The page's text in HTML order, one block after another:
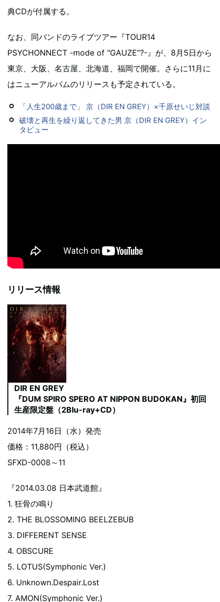
典CDが付属する。
なお、同バンドのライブツアー『TOUR14
PSYCHONNECT -mode of "GAUZE”?-』が、8月5日から
東京、大阪、名古屋、北海道、福岡で開催。さらに11月に
はニューアルバムのリリースも予定されている。
「人生200歳まで」 京（DIR EN GREY）×千原せいじ対談
破壊と再生を繰り返してきた男 京（DIR EN GREY）イン
タビュー
リリース情報
DIR EN GREY
『DUM SPIRO SPERO AT NIPPON BUDOKAN』初回
生産限定盤（2Blu-ray+CD）
2014年7月16日（水）発売
価格：11,880円（税込）
SFXD-0008～11
『2014.03.08 日本武道館』
1. 狂骨の鳴り
2. THE BLOSSOMING BEELZEBUB
3. DIFFERENT SENSE
4. OBSCURE
5. LOTUS(Symphonic Ver.)
6. Unknown.Despair.Lost
7. AMON(Symphonic Ver.)